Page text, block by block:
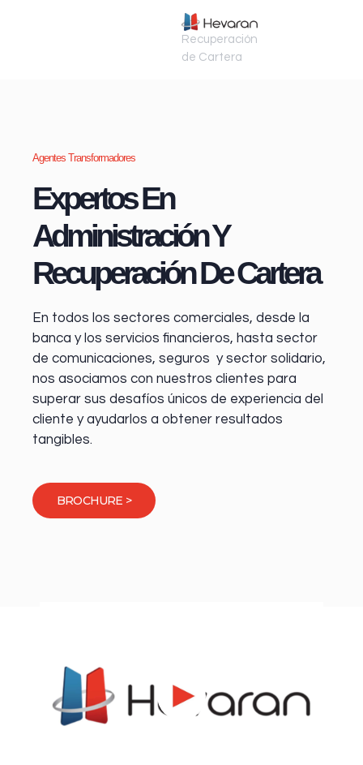
Recuperación
de Cartera
Agentes Transformadores
Expertos En
Administración Y
Recuperación De Cartera
En todos los sectores comerciales, desde la
banca y los servicios financieros, hasta sector
de comunicaciones, seguros y sector solidario,
nos asociamos con nuestros clientes para
superar sus desafíos únicos de experiencia del
cliente y ayudarlos a obtener resultados
tangibles.
BROCHURE >